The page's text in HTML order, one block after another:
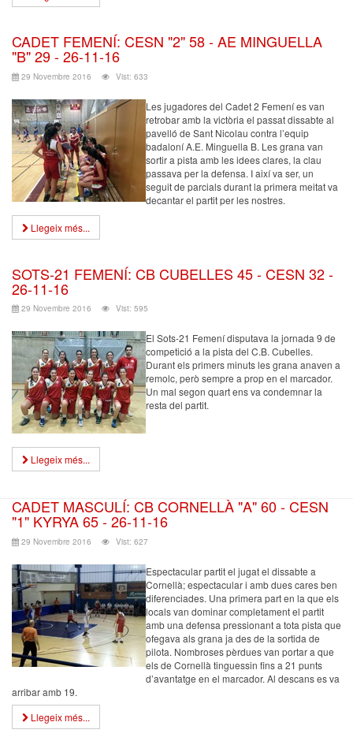
CADET FEMENÍ: CESN "2" 58 - AE MINGUELLA
"B" 29 - 26-11-16
29 Novembre 2016 Vist: 633
Les jugadores del Cadet 2 Femení es van
retrobar amb la victòria el passat dissabte al
pavelló de Sant Nicolau contra l’equip
badaloní A.E. Minguella B. Les grana van
sortir a pista amb les idees clares, la clau
passava per la defensa. I així va ser, un
seguit de parcials durant la primera meitat va
decantar el partit per les nostres.
Llegeix més...
SOTS-21 FEMENÍ: CB CUBELLES 45 - CESN 32 -
26-11-16
29 Novembre 2016 Vist: 595
El Sots-21 Femení disputava la jornada 9 de
competició a la pista del C.B. Cubelles.
Durant els primers minuts les grana anaven a
remolc, però sempre a prop en el marcador.
Un mal segon quart ens va condemnar la
resta del partit.
Llegeix més...
CADET MASCULÍ: CB CORNELLÀ "A" 60 - CESN
"1" KYRYA 65 - 26-11-16
29 Novembre 2016 Vist: 627
Espectacular partit el jugat el dissabte a
Cornellà; espectacular i amb dues cares ben
diferenciades. Una primera part en la que els
locals van dominar completament el partit
amb una defensa pressionant a tota pista que
ofegava als grana ja des de la sortida de
pilota. Nombroses pèrdues van portar a que
els de Cornellà tinguessin fins a 21 punts
d’avantatge en el marcador. Al descans es va
arribar amb 19.
Llegeix més...